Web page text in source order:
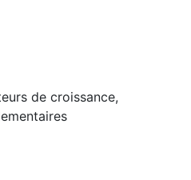
de croissance,